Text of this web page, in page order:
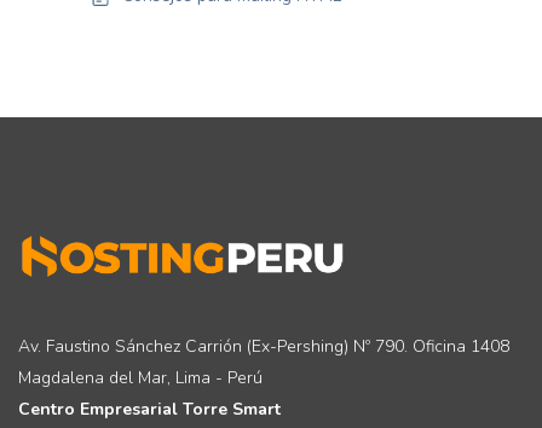
Av. Faustino Sánchez Carrión (Ex-Pershing) Nº 790. Oficina 1408
Magdalena del Mar, Lima - Perú
Centro Empresarial Torre Smart